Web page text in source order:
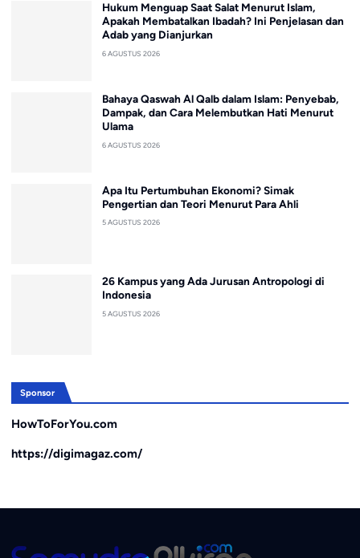
Hukum Menguap Saat Salat Menurut Islam,
Apakah Membatalkan Ibadah? Ini Penjelasan dan
Adab yang Dianjurkan
6 AGUSTUS 2026
Bahaya Qaswah Al Qalb dalam Islam: Penyebab,
Dampak, dan Cara Melembutkan Hati Menurut
Ulama
6 AGUSTUS 2026
Apa Itu Pertumbuhan Ekonomi? Simak
Pengertian dan Teori Menurut Para Ahli
5 AGUSTUS 2026
26 Kampus yang Ada Jurusan Antropologi di
Indonesia
5 AGUSTUS 2026
Sponsor
HowToForYou.com
https://digimagaz.com/